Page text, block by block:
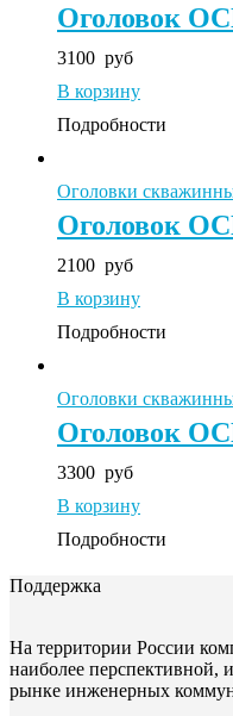
Оголовок
3100 руб
В корзину
Подробности
Оголовки
Оголовок
2100 руб
В корзину
Подробности
Оголовки
Оголовок
3300 руб
В корзину
Подробности
Поддержка
На территории России
наиболее перспективной,
рынке инженерных